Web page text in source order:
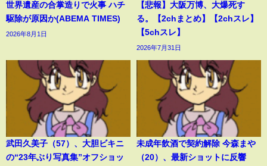
世界遺産の合掌造りで火事 ハチ
駆除が原因か(ABEMA TIMES)
2026年8月1日
【悲報】大阪万博、大爆死す
る。【2chまとめ】【2chスレ】
【5chスレ】
2026年7月31日
武田久美子（57）、大胆ビキニ
の“23年ぶり写真集”オフショッ
未成年飲酒で契約解除 今森まや
（20）、最新ショットに反響